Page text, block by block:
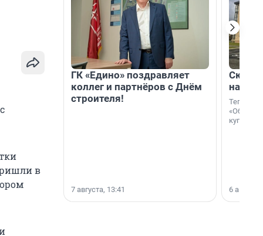
в
ГК «Едино» поздравляет
коллег и партнёров с Днём
строителя!
7 августа, 13:41
на
Теперь
купить
6